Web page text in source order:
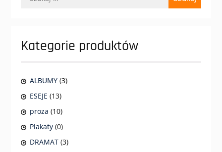
Kategorie produktów
ALBUMY (3)
ESEJE (13)
proza (10)
Plakaty (0)
DRAMAT (3)